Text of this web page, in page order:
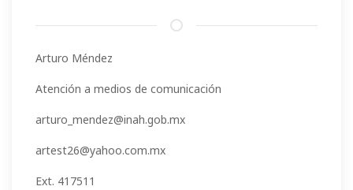
Arturo Méndez
Atención a medios de comunicación
arturo_mendez@inah.gob.mx
artest26@yahoo.com.mx
Ext. 417511